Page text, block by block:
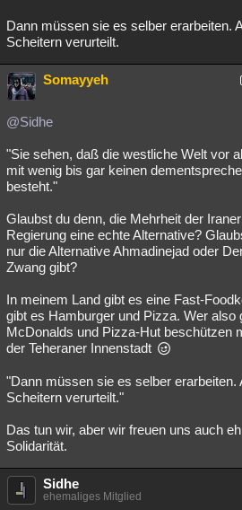
Dann müssen sie es selber erarbeiten.
Scheitern verurteilt.
Somayyeh
@Sidhe
"Sie sehen, daß die westliche Welt vor
mit wenig bis gar keinen
besteht."
Glaubst du denn, die Mehrheit der
Regierung eine echte Alternative?
nur die Alternative Ahmadinejad oder
Zwang gibt?
In meinem Land gibt es eine Fast-
gibt es Hamburger und Pizza. Wer also
McDonalds und Pizza-Hut beschützen
der Teheraner Innenstadt
"Dann müssen sie es selber erarbeiten.
Scheitern verurteilt."
Das tun wir, aber wir freuen uns auch
Solidarität.
Sidhe
ehemaliges Mitglied